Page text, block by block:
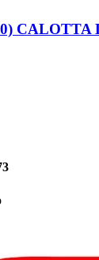
CALOTTA